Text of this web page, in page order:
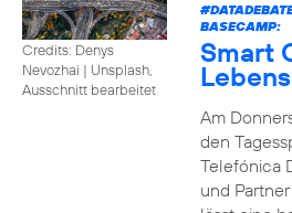
Credits: Denys
Nevozhai | Unsplash,
Ausschnitt bearbeitet
BASECAMP:
Smart
Am
den
Telefónica
und